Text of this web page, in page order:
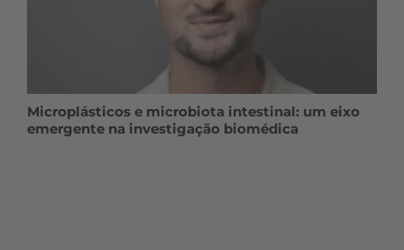
Microplásticos e microbiota intestinal: um eixo
emergente na investigação biomédica